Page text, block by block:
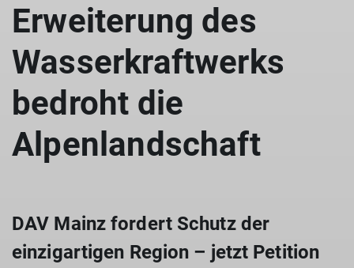
Erweiterung des
Wasserkraftwerks
bedroht die
Alpenlandschaft
DAV Mainz fordert Schutz der
einzigartigen Region – jetzt Petition